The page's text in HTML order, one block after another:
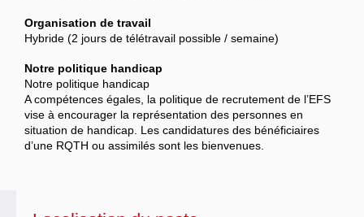
Organisation de travail
Hybride (2 jours de télétravail possible / semaine)
Notre politique handicap
Notre politique handicap
A compétences égales, la politique de recrutement de l’EFS
vise à encourager la représentation des personnes en
situation de handicap. Les candidatures des bénéficiaires
d’une RQTH ou assimilés sont les bienvenues.